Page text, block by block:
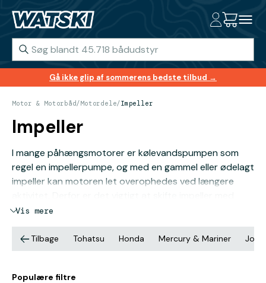
Gå ikke glip af sommerens bedste tilbud →
Motor & Motorbåd/Motordele/Impeller
Impeller
I mange påhængsmotorer er kølevandspumpen som
regel en impellerpumpe, og med en gammel eller ødelagt
impeller kan motoren let overophedes ved længere
jævne mellemrum. Vi har impeller og pakninger til alle
typer motorer og pumper.
Vis mere
Tilbage Tohatsu Honda Mercury & Mariner
Populære filtre